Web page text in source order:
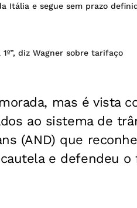
Itália e segue sem prazo
diz Wagner sobre tarifaço
mas é vista
ao sistema de
(AND) que
e defendeu o